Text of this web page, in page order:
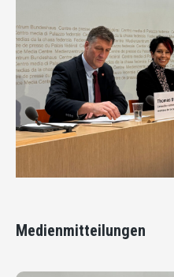
Medienmitteilungen